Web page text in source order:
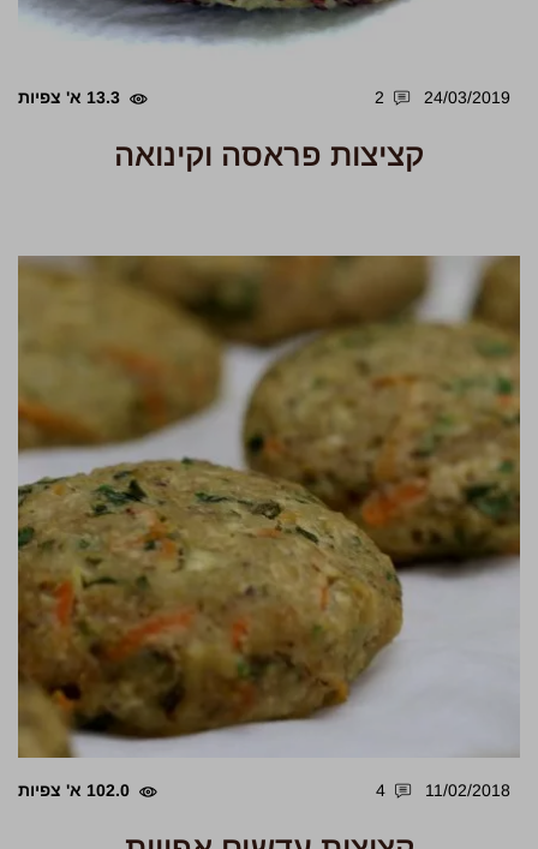
24/03/2019
2 13.3 א' צפיות
קציצות פראסה וקינואה
11/02/2018
4 102.0 א' צפיות